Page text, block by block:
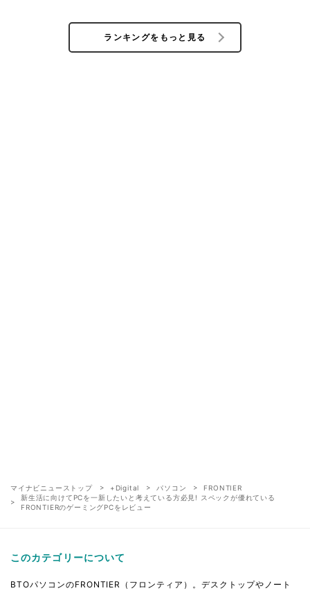
ランキングをもっと見る
マイナビニューストップ +Digital パソコン
FRONTIER
新生活に向けてPCを一新したいと考えている方必見! スペックが優れている
FRONTIERのゲーミングPCをレビュー
このカテゴリーについて
BTOパソコンのFRONTIER（フロンティア）。デスクトップやノート